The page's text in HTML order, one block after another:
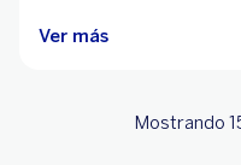
Ver más
Mostrando